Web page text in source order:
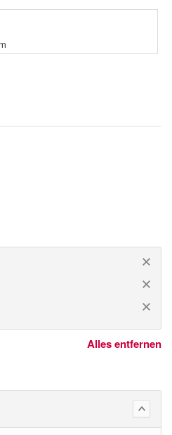
Alles entfernen